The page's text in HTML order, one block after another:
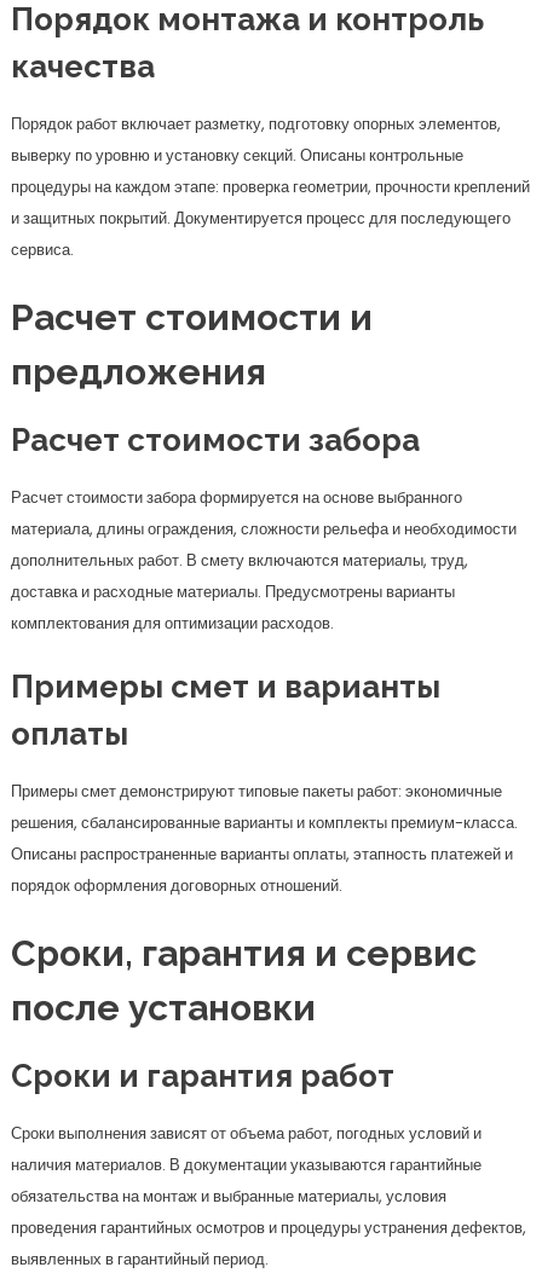
Порядок монтажа и контроль
качества
Порядок работ включает разметку, подготовку опорных элементов,
выверку по уровню и установку секций. Описаны контрольные
процедуры на каждом этапе: проверка геометрии, прочности креплений
и защитных покрытий. Документируется процесс для последующего
сервиса.
Расчет стоимости и
предложения
Расчет стоимости забора
Расчет стоимости забора формируется на основе выбранного
материала, длины ограждения, сложности рельефа и необходимости
дополнительных работ. В смету включаются материалы, труд,
доставка и расходные материалы. Предусмотрены варианты
комплектования для оптимизации расходов.
Примеры смет и варианты
оплаты
Примеры смет демонстрируют типовые пакеты работ: экономичные
решения, сбалансированные варианты и комплекты премиум-класса.
Описаны распространенные варианты оплаты, этапность платежей и
порядок оформления договорных отношений.
Сроки, гарантия и сервис
после установки
Сроки и гарантия работ
Сроки выполнения зависят от объема работ, погодных условий и
наличия материалов. В документации указываются гарантийные
обязательства на монтаж и выбранные материалы, условия
проведения гарантийных осмотров и процедуры устранения дефектов,
выявленных в гарантийный период.